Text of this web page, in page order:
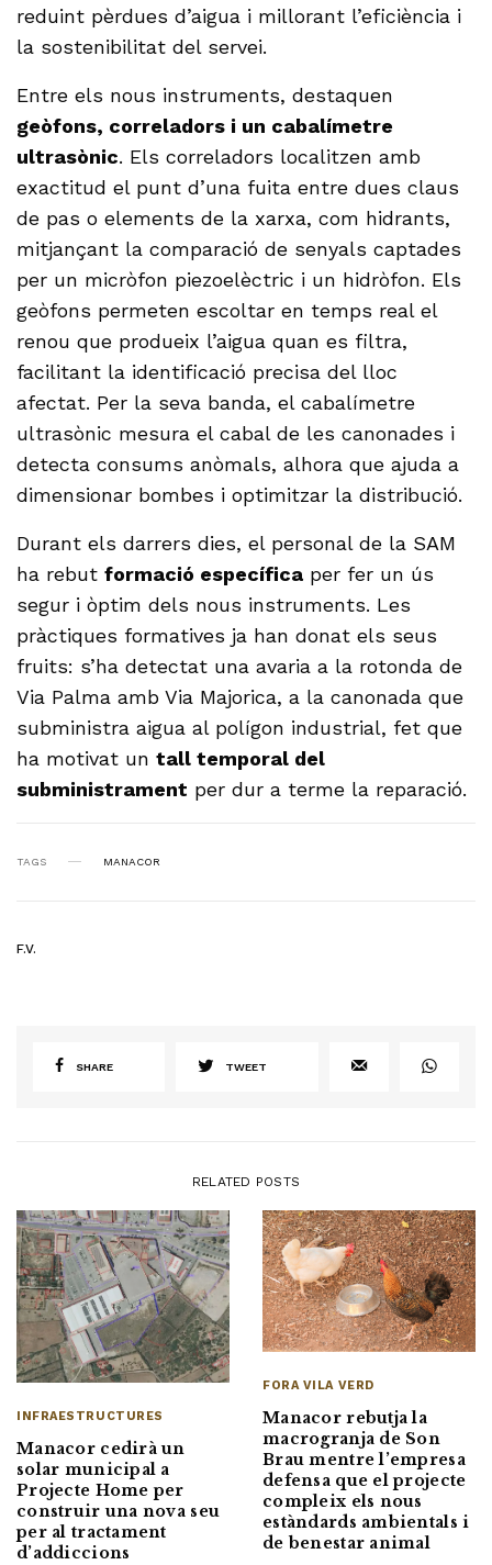
reduint pèrdues d’aigua i millorant l’eficiència i
la sostenibilitat del servei.
Entre els nous instruments, destaquen
geòfons, correladors i un cabalímetre
ultrasònic. Els correladors localitzen amb
exactitud el punt d’una fuita entre dues claus
de pas o elements de la xarxa, com hidrants,
mitjançant la comparació de senyals captades
per un micròfon piezoelèctric i un hidròfon. Els
geòfons permeten escoltar en temps real el
renou que produeix l’aigua quan es filtra,
facilitant la identificació precisa del lloc
afectat. Per la seva banda, el cabalímetre
ultrasònic mesura el cabal de les canonades i
detecta consums anòmals, alhora que ajuda a
dimensionar bombes i optimitzar la distribució.
Durant els darrers dies, el personal de la SAM
ha rebutformació específica per fer un ús
segur i òptim dels nous instruments. Les
pràctiques formatives ja han donat els seus
fruits: s’ha detectat una avaria a la rotonda de
Via Palma amb Via Majorica, a la canonada que
subministra aigua al polígon industrial, fet que
ha motivat untall temporal del
subministrament per dur a terme la reparació.
TAGS MANACOR
F.V.
SHARE TWEET
RELATED POSTS
INFRAESTRUCTURES
Manacor cedirà un
solar municipal a
Projecte Home per
construir una nova seu
per al tractament
d’addiccions
FORA VILA VERD
Manacor rebutja la
macrogranja de Son
Brau mentre l’empresa
defensa que el projecte
compleix els nous
estàndards ambientals i
de benestar animal